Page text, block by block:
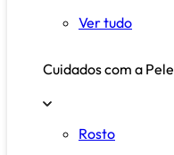
Ver tudo
Cuidados com a Pele
Rosto